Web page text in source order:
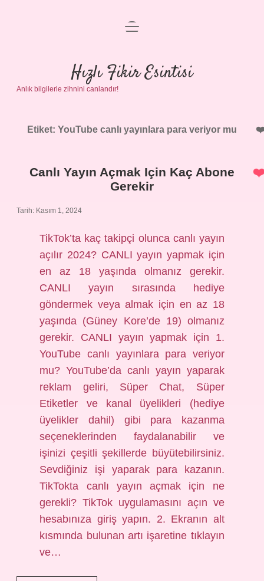
Anasayfa
Gizlilik Politikası
Yasal Uyarı
menüyü
Hızlı Fikir Esintisi
Anlık bilgilerle zihnini canlandır!
Etiket: YouTube canlı yayınlara para veriyor mu
Canlı Yayın Açmak Için Kaç Abone
Gerekir
Tarih: Kasım 1, 2024
TikTok’ta kaç takipçi olunca canlı yayın
açılır 2024? CANLI yayın yapmak için
en az 18 yaşında olmanız gerekir.
CANLI yayın sırasında hediye
göndermek veya almak için en az 18
yaşında (Güney Kore’de 19) olmanız
gerekir. CANLI yayın yapmak için 1.
YouTube canlı yayınlara para veriyor
mu? YouTube’da canlı yayın yaparak
reklam geliri, Süper Chat, Süper
Etiketler ve kanal üyelikleri (hediye
üyelikler dahil) gibi para kazanma
seçeneklerinden faydalanabilir ve
işinizi çeşitli şekillerde büyütebilirsiniz.
Sevdiğiniz işi yaparak para kazanın.
TikTokta canlı yayın açmak için ne
gerekli? TikTok uygulamasını açın ve
hesabınıza giriş yapın. 2. Ekranın alt
kısmında bulunan artı işaretine tıklayın
ve…